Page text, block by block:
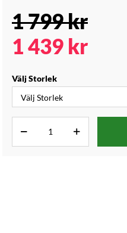
1 799kr
1 439 kr
Välj Storlek